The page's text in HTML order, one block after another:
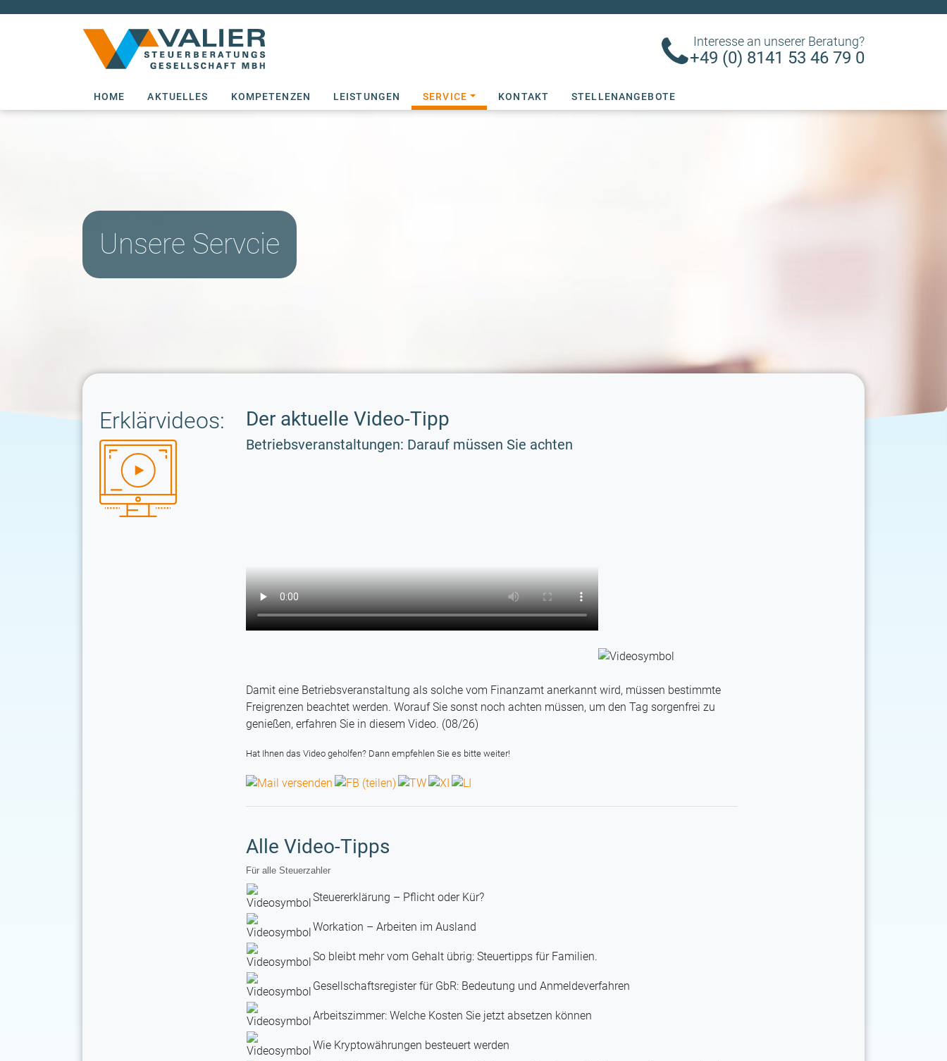
Interesse an unserer Beratung?
+49 (0) 8141 53 46 79 0
HOME (CURRENT)
AKTUELLES KOMPETENZEN LEISTUNGEN SERVICE KONTAKT STELLENANGEBOTE
Unsere Servcie
Erklärvideos: Der aktuelle Video-Tipp
Betriebsveranstaltungen: Darauf müssen Sie achten
Damit eine Betriebsveranstaltung als solche vom Finanzamt anerkannt wird, müssen bestimmte
Freigrenzen beachtet werden. Worauf Sie sonst noch achten müssen, um den Tag sorgenfrei zu
genießen, erfahren Sie in diesem Video. (08/26)
Hat Ihnen das Video geholfen? Dann empfehlen Sie es bitte weiter!
Alle Video-Tipps
Für alle Steuerzahler
Steuererklärung – Pflicht oder Kür?
Workation – Arbeiten im Ausland
So bleibt mehr vom Gehalt übrig: Steuertipps für Familien.
Gesellschaftsregister für GbR: Bedeutung und Anmeldeverfahren
Arbeitszimmer: Welche Kosten Sie jetzt absetzen können
Wie Kryptowährungen besteuert werden